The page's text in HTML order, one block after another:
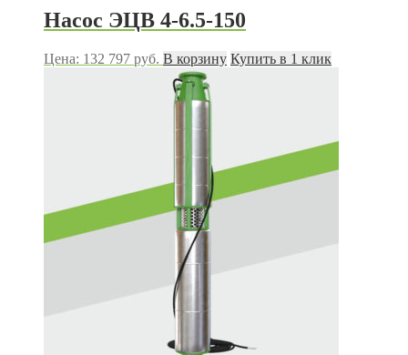
Насос ЭЦВ 4-6.5-150
Цена: 132 797 руб. В корзину Купить в 1 клик